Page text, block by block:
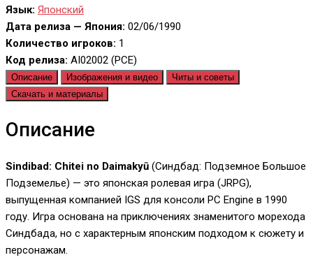
Язык: Японский
Дата релиза — Япония: 02/06/1990
Количество игроков: 1
Код релиза: AI02002 (PCE)
Описание Изображения и видео
Читы и советы
Скачать и материалы
Описание
Sindibad: Chitei no Daimakyū (Синдбад: Подземное Большое
Подземелье) — это японская ролевая игра (JRPG),
выпущенная компанией IGS для консоли PC Engine в 1990
году. Игра основана на приключениях знаменитого морехода
Синдбада, но с характерным японским подходом к сюжету и
персонажам.